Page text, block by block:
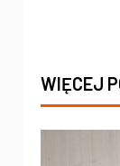
WIĘCEJ